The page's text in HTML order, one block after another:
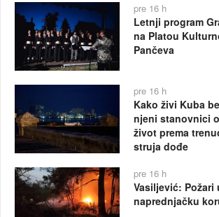
pre 16 h
Letnji program
na Platou
Pančeva
pre 16 h
Kako živi Kuba
njeni stanovnici
život prema
struja dođe
pre 16 h
Vasiljević:
naprednjačku